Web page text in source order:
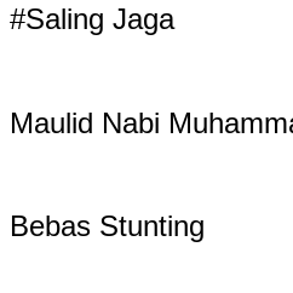
#Saling Jaga
Maulid Nabi
Bebas Stunting